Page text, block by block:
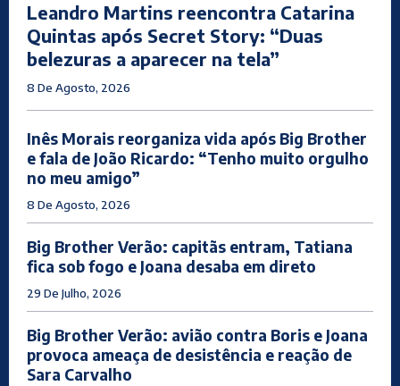
Leandro Martins reencontra Catarina
Quintas após Secret Story: “Duas
belezuras a aparecer na tela”
8 De Agosto, 2026
Inês Morais reorganiza vida após Big Brother
e fala de João Ricardo: “Tenho muito orgulho
no meu amigo”
8 De Agosto, 2026
Big Brother Verão: capitãs entram, Tatiana
fica sob fogo e Joana desaba em direto
29 De Julho, 2026
Big Brother Verão: avião contra Boris e Joana
provoca ameaça de desistência e reação de
Sara Carvalho